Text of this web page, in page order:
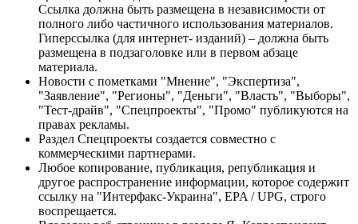
Ссылка должна быть размещена в независимости от
полного либо частичного использования материалов.
Гиперссылка (для интернет- изданий) – должна быть
размещена в подзаголовке или в первом абзаце
материала.
Новости с пометками "Мнение", "Экспертиза",
"Заявление", "Регионы", "Деньги", "Власть", "Выборы",
"Тест-драйв", "Спецпроекты", "Промо" публикуются на
правах рекламы.
Раздел Спецпроекты создается совместно с
коммерческими партнерами.
Любое копирование, публикация, републикация и
другое распространение информации, которое содержит
ссылку на "Интерфакс-Украина", EPA / UPG, строго
воспрещается.